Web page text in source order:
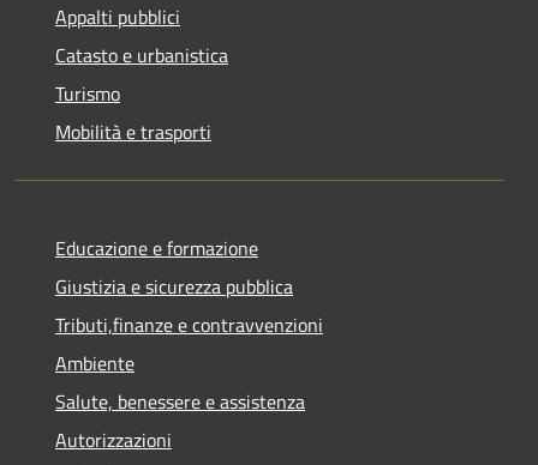
Appalti pubblici
Catasto e urbanistica
Turismo
Mobilità e trasporti
Educazione e formazione
Giustizia e sicurezza pubblica
Tributi,finanze e contravvenzioni
Ambiente
Salute, benessere e assistenza
Autorizzazioni